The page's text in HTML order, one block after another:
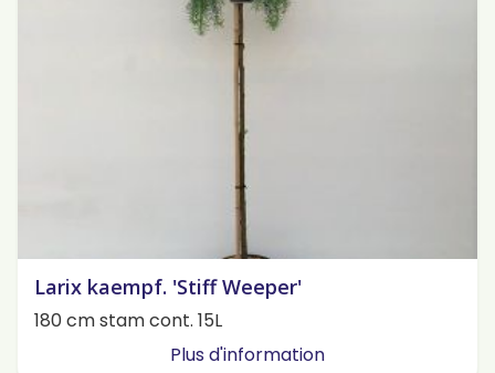
Larix kaempf. 'Stiff Weeper'
180 cm stam cont. 15L
Plus d'information